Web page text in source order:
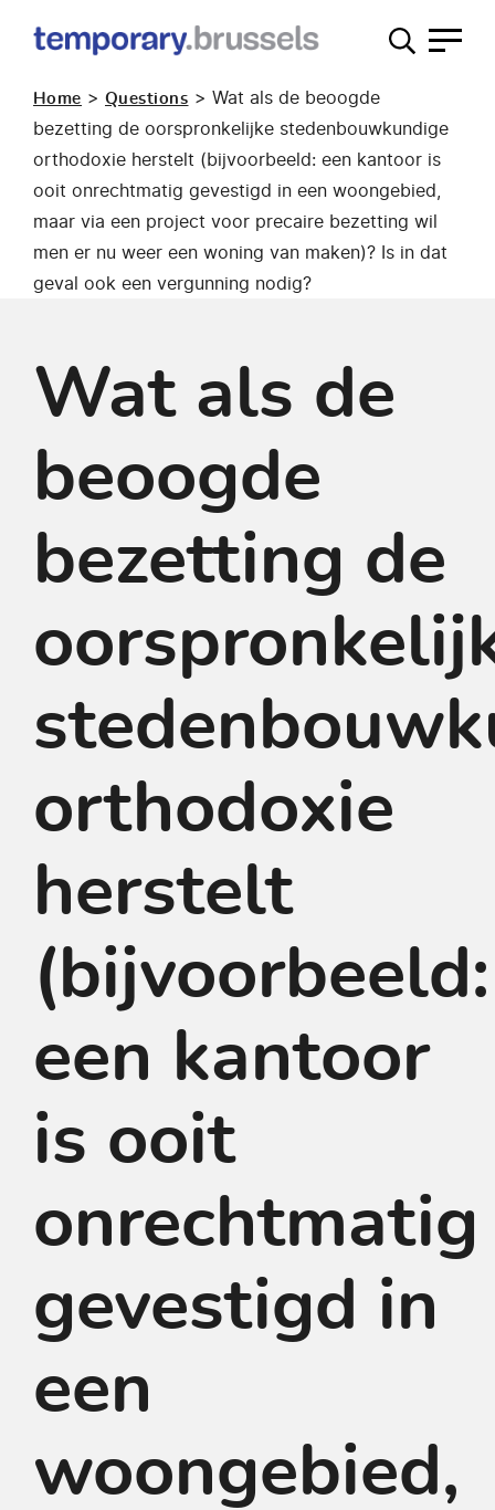
tijdelijk
Home > Questions > Wat als de beoogde
bezetting de oorspronkelijke stedenbouwkundige
orthodoxie herstelt (bijvoorbeeld: een kantoor is
ooit onrechtmatig gevestigd in een woongebied,
maar via een project voor precaire bezetting wil
men er nu weer een woning van maken)? Is in dat
geval ook een vergunning nodig?
Wat als de
beoogde
bezetting de
orthodoxie
herstelt
(bijvoorbeeld:
een kantoor
is ooit
onrechtmatig
gevestigd in
een
woongebied,